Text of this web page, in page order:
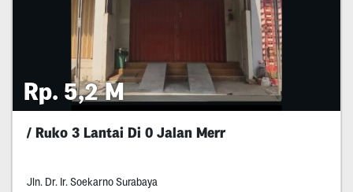
Rp. 5,2 M
/ Ruko 3 Lantai Di 0 Jalan Merr
Jln. Dr. Ir. Soekarno Surabaya